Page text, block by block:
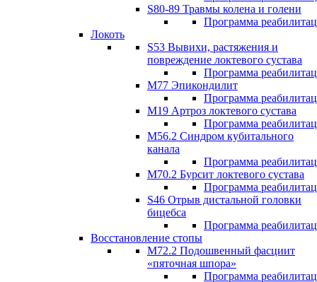
S80-89 Травмы колена и голени
Программа
Локоть
S53 Вывихи, растяжения и
повреждение локтевого сустава
Программа
М77 Эпикондилит
Программа
M19 Артроз локтевого сустава
Программа
М56.2 Синдром кубитального
канала
Программа
M70.2 Бурсит локтевого сустава
Программа
S46 Отрыв дистальной головки
бицебса
Программа
Восстановление стопы
М72.2 Подошвенный фасциит
«пяточная шпора»
Программа